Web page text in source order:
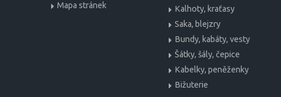
Mapa stránek
Kalhoty, kraťasy
Saka, blejzry
Bundy, kabáty, vesty
Šátky, šály, čepice
Kabelky, peněženky
Bižuterie